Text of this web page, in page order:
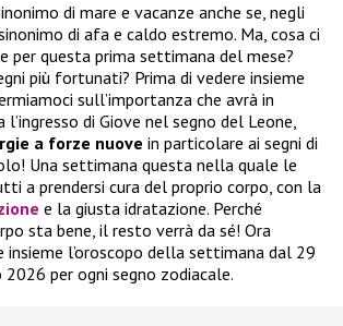
di mare e vacanze anche se, negli
di afa e caldo estremo. Ma, cosa ci
per questa prima settimana del mese?
più fortunati? Prima di vedere insieme
sull’importanza che avrà in
di Giove nel segno del Leone,
a forze nuove in particolare ai segni di
Una settimana questa nella quale le
a prendersi cura del proprio corpo, con la
e la giusta idratazione. Perché
sta bene, il resto verrà da sé! Ora
insieme l’oroscopo della settimana dal 29
per ogni segno zodiacale.